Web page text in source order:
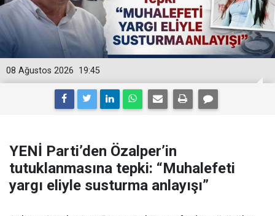
19:45
08 Ağustos 2026
YENİ Parti’den Özalper’in
tutuklanmasına tepki: “Muhalefeti
yargı eliyle susturma anlayışı”